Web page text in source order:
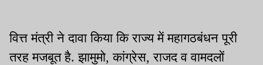
वित्त मंत्री ने दावा किया कि राज्य में महागठबंधन पूरी
तरह मजबूत है. झामुमो, कांग्रेस, राजद व वामदलों